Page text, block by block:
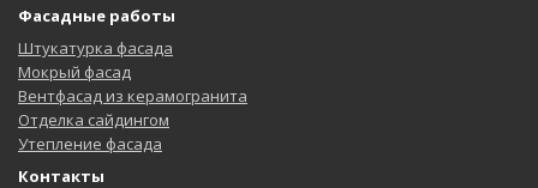
Фасадные работы
Штукатурка фасада
Мокрый фасад
Вентфасад из керамогранита
Отделка сайдингом
Утепление фасада
Контакты